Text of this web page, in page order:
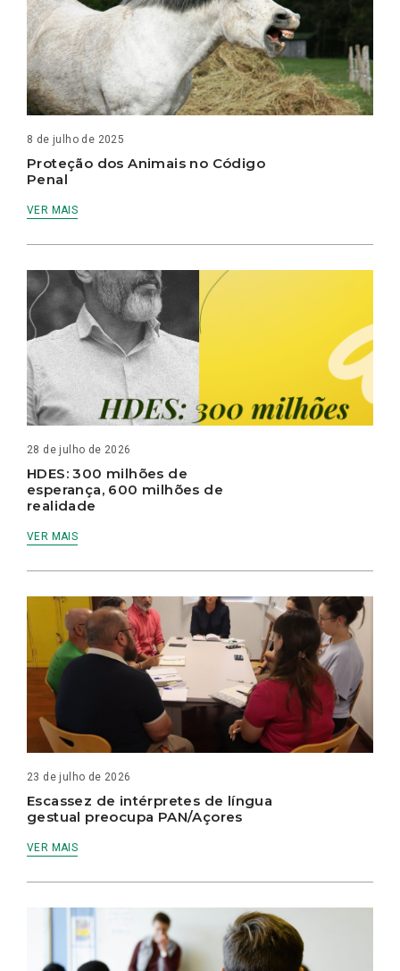
8 de julho de 2025
Proteção dos Animais no Código
Penal
VER MAIS
28 de julho de 2026
HDES: 300 milhões de
esperança, 600 milhões de
realidade
VER MAIS
23 de julho de 2026
Escassez de intérpretes de língua
gestual preocupa PAN/Açores
VER MAIS